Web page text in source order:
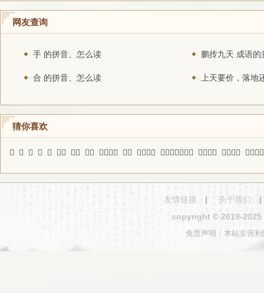
网友查询
手 的拼音、怎么读 鹏抟九天 成语的
合 的拼音、怎么读
猜你喜欢
𥨫 䔋 㘸 贷 棓 架势 酌中 支叶 阳阿薤露 侵苦 贵人善忘 生子当如孙仲谋 杂乱无序 真龙活现 贪财贱义
友情链接 | 关于我们
copyright © 2019-2025
免责声明：本站非营